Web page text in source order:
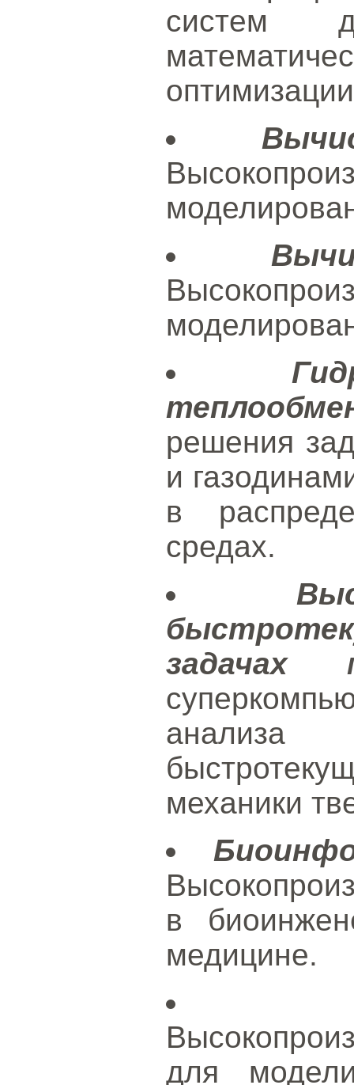
систем
решения
и
в
средах.
задачах
анализа
механики
в
медицине.
для